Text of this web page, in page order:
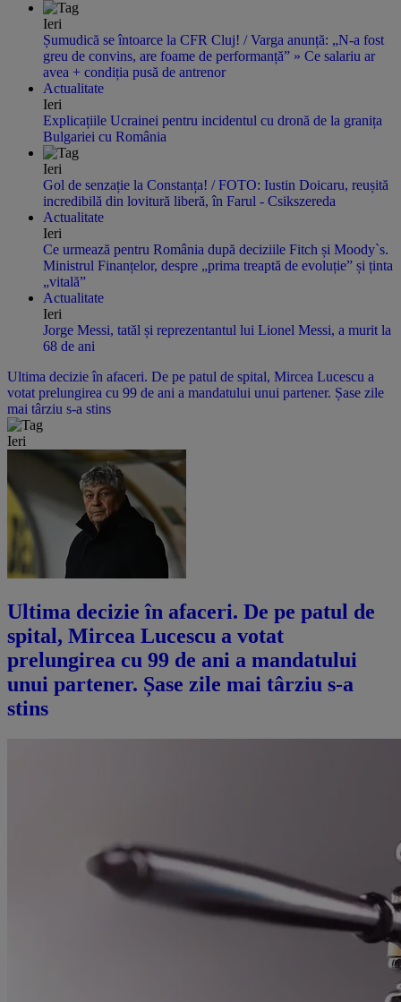
Ieri
Șumudică se întoarce la CFR Cluj! / Varga anunță: „N-a fost
greu de convins, are foame de performanță” » Ce salariu ar
avea + condiția pusă de antrenor
Actualitate
Ieri
Explicațiile Ucrainei pentru incidentul cu dronă de la granița
Bulgariei cu România
Ieri
Gol de senzație la Constanța! / FOTO: Iustin Doicaru, reușită
incredibilă din lovitură liberă, în Farul - Csikszereda
Actualitate
Ieri
Ce urmează pentru România după deciziile Fitch și Moody`s.
Ministrul Finanțelor, despre „prima treaptă de evoluție” și ținta
„vitală”
Actualitate
Ieri
Jorge Messi, tatăl și reprezentantul lui Lionel Messi, a murit la
68 de ani
Ultima decizie în afaceri. De pe patul de spital, Mircea Lucescu a
votat prelungirea cu 99 de ani a mandatului unui partener. Șase zile
mai târziu s-a stins
Ieri
Ultima decizie în afaceri. De pe patul de
spital, Mircea Lucescu a votat
prelungirea cu 99 de ani a mandatului
unui partener. Șase zile mai târziu s-a
stins